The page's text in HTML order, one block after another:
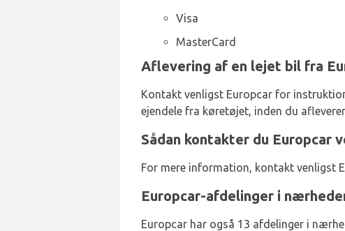
Visa
MasterCard
Aflevering af en lejet bil fra
Kontakt venligst Europcar for
ejendele fra køretøjet, inden du
Sådan kontakter du Europcar
For mere information, kontakt venligst
Europcar-afdelinger i
Europcar har også 13 afdelinger i